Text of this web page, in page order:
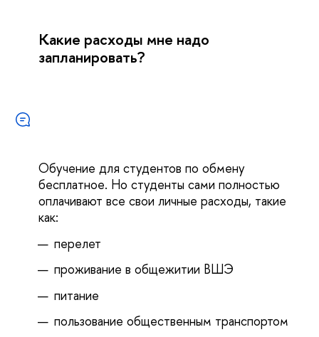
Какие расходы мне надо
запланировать?
Обучение для студентов по обмену
бесплатное. Но студенты сами полностью
оплачивают все свои личные расходы, такие
как:
перелет
проживание в общежитии ВШЭ
питание
пользование общественным транспортом